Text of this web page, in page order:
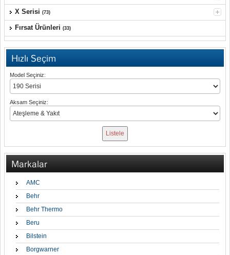
X Serisi (73)
Fırsat Ürünleri (33)
Hızlı Seçim
Model Seçiniz:
Aksam Seçiniz:
Markalar
AMC
Behr
Behr Thermo
Beru
Bilstein
Borgwarner